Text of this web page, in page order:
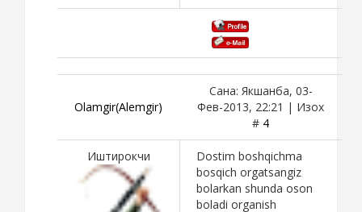
Olamgir(Alemgir)
Сана: Якшанба, 03-
Фев-2013, 22:21 | Изох
# 4
Иштирокчи
Dostim boshqichma
bosqich orgatsangiz
bolarkan shunda oson
boladi organish